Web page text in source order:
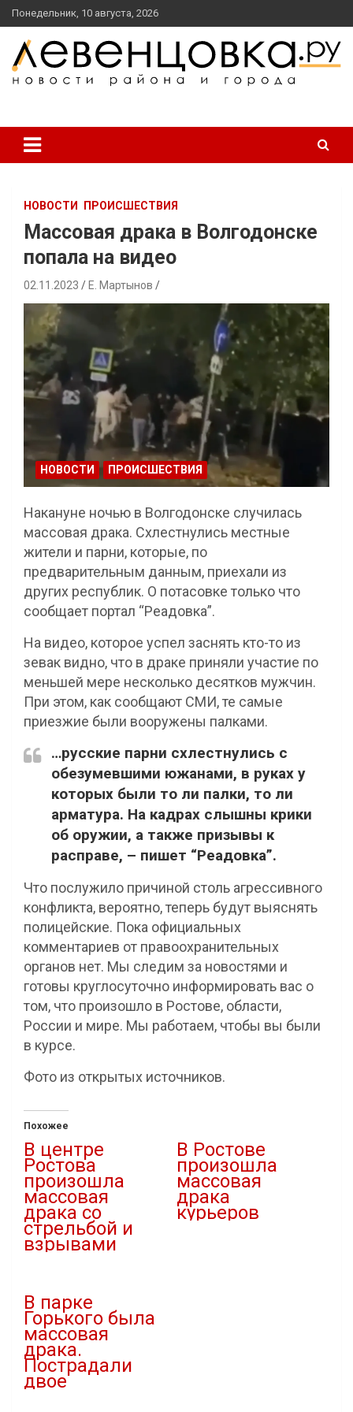
перейти
к
содержанию
Понедельник, 10 августа, 2026
НОВОСТИ ПРОИСШЕСТВИЯ
Массовая драка в Волгодонске
попала на видео
02.11.2023 Е. Мартынов
НОВОСТИ ПРОИСШЕСТВИЯ
Накануне ночью в Волгодонске случилась
массовая драка. Схлестнулись местные
жители и парни, которые, по
предварительным данным, приехали из
других республик. О потасовке только что
сообщает портал “Реадовка”.
На видео, которое успел заснять кто-то из
зевак видно, что в драке приняли участие по
меньшей мере несколько десятков мужчин.
При этом, как сообщают СМИ, те самые
приезжие были вооружены палками.
…русские парни схлестнулись с
обезумевшими южанами, в руках у
которых были то ли палки, то ли
арматура. На кадрах слышны крики
об оружии, а также призывы к
расправе, – пишет “Реадовка”.
Что послужило причиной столь агрессивного
конфликта, вероятно, теперь будут выяснять
полицейские. Пока официальных
комментариев от правоохранительных
органов нет. Мы следим за новостями и
готовы круглосуточно информировать вас о
том, что произошло в Ростове, области,
России и мире. Мы работаем, чтобы вы были
в курсе.
Фото из открытых источников.
Похожее
В центре
Ростова
произошла
массовая
драка со
стрельбой и
взрывами
В Ростове
произошла
массовая
драка
курьеров
В парке
Горького была
массовая
драка.
Пострадали
двое